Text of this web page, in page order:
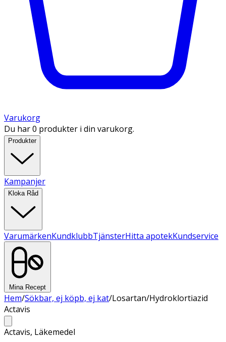
Varukorg
Du har 0 produkter i din varukorg.
Produkter
Kampanjer
Kloka Råd
VarumärkenKundklubbTjänsterHitta apotekKundservice
Mina Recept
Hem/Sökbar, ej köpb, ej kat/Losartan/Hydroklortiazid
Actavis
Actavis, Läkemedel